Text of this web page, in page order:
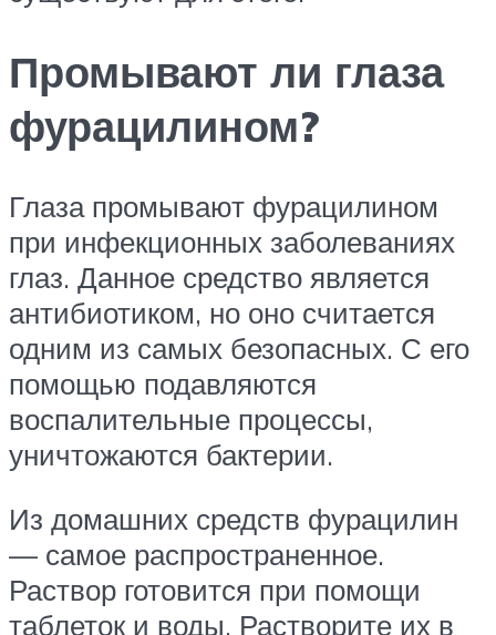
Промывают ли глаза
фурацилином?
Глаза промывают фурацилином
при инфекционных заболеваниях
глаз. Данное средство является
антибиотиком, но оно считается
одним из самых безопасных. С его
помощью подавляются
воспалительные процессы,
уничтожаются бактерии.
Из домашних средств фурацилин
— самое распространенное.
Раствор готовится при помощи
таблеток и воды. Растворите их в